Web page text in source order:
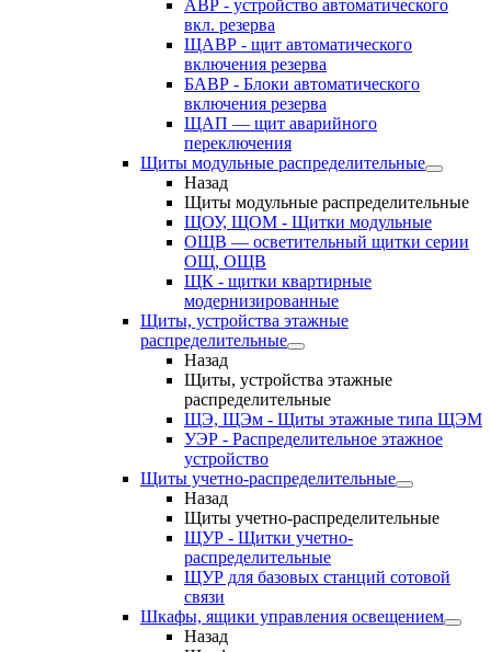
АВР - устройство автоматического
вкл. резерва
ЩАВР - щит автоматического
включения резерва
БАВР - Блоки автоматического
включения резерва
ЩАП — щит аварийного
переключения
Щиты модульные распределительные
Назад
Щиты модульные распределительные
ЩОУ, ЩОМ - Щитки модульные
ОЩВ — осветительный щитки серии
ОЩ, ОЩВ
ЩК - щитки квартирные
модернизированные
Щиты, устройства этажные
распределительные
Назад
Щиты, устройства этажные
распределительные
ЩЭ, ЩЭм - Щиты этажные типа ЩЭМ
УЭР - Распределительное этажное
устройство
Щиты учетно-распределительные
Назад
Щиты учетно-распределительные
ЩУР - Щитки учетно-
распределительные
ЩУР для базовых станций сотовой
связи
Шкафы, ящики управления освещением
Назад